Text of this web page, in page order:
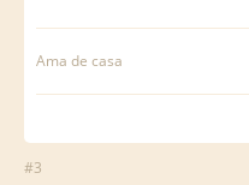
Ama de casa
#3